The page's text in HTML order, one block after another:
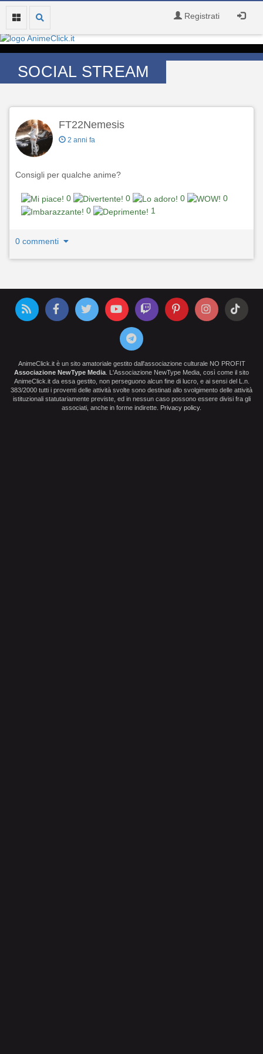
Registrati
SOCIAL STREAM
FT22Nemesis
2 anni fa
Consigli per qualche anime?
0 0 0
0
0
1
0 commenti
AnimeClick.it è un sito amatoriale gestito dall'associazione culturale NO PROFIT
Associazione NewType Media . L'Associazione NewType Media, così come il sito
AnimeClick.it da essa gestito, non perseguono alcun fine di lucro, e ai sensi del L.n.
383/2000 tutti i proventi delle attività svolte sono destinati allo svolgimento delle attività
istituzionali statutariamente previste, ed in nessun caso possono essere divisi fra gli
associati, anche in forme indirette. Privacy policy.